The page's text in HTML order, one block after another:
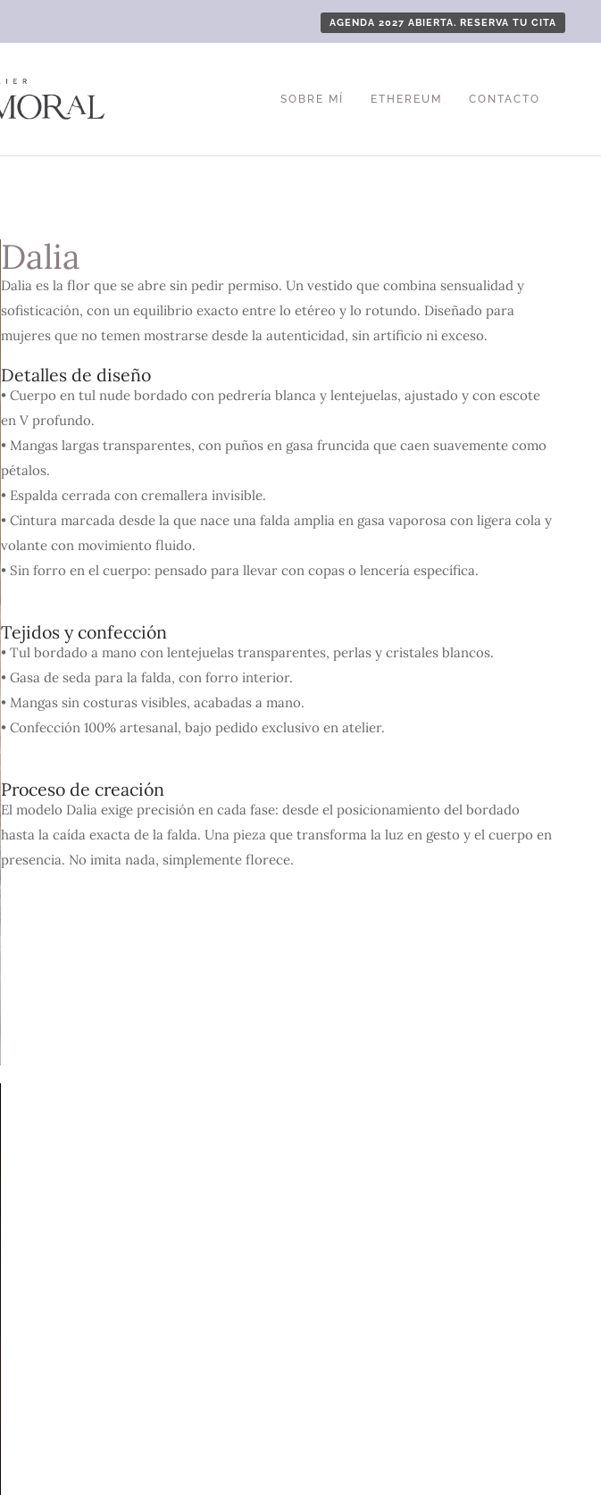
AGENDA 2027 ABIERTA. RESERVA TU CITA
SOBRE MÍ ETHEREUM CONTACTO
Dalia
Dalia es la flor que se abre sin pedir permiso. Un vestido que combina sensualidad y
sofisticación, con un equilibrio exacto entre lo etéreo y lo rotundo. Diseñado para
mujeres que no temen mostrarse desde la autenticidad, sin artificio ni exceso.
Detalles de diseño
• Cuerpo en tul nude bordado con pedrería blanca y lentejuelas, ajustado y con escote
en V profundo.
• Mangas largas transparentes, con puños en gasa fruncida que caen suavemente como
pétalos.
• Espalda cerrada con cremallera invisible.
• Cintura marcada desde la que nace una falda amplia en gasa vaporosa con ligera cola y
volante con movimiento fluido.
• Sin forro en el cuerpo: pensado para llevar con copas o lencería específica.
Tejidos y confección
• Tul bordado a mano con lentejuelas transparentes, perlas y cristales blancos.
• Gasa de seda para la falda, con forro interior.
• Mangas sin costuras visibles, acabadas a mano.
• Confección 100% artesanal, bajo pedido exclusivo en atelier.
Proceso de creación
El modelo Dalia exige precisión en cada fase: desde el posicionamiento del bordado
hasta la caída exacta de la falda. Una pieza que transforma la luz en gesto y el cuerpo en
presencia. No imita nada, simplemente florece.